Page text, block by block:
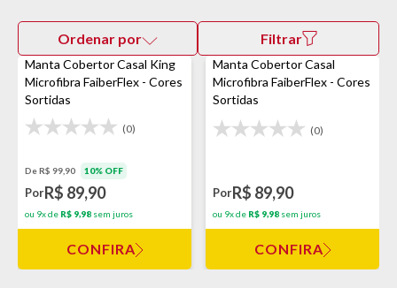
Ordenar por Filtrar
Manta Cobertor Casal King
Microfibra FaiberFlex - Cores
Sortidas
(0)
De R$ 99,90 10% OFF
PorR$ 89,90
ou 9x de R$ 9,98 sem juros
CONFIRA
Manta Cobertor Casal
Microfibra FaiberFlex - Cores
Sortidas
(0)
PorR$ 89,90
ou 9x de R$ 9,98 sem juros
CONFIRA